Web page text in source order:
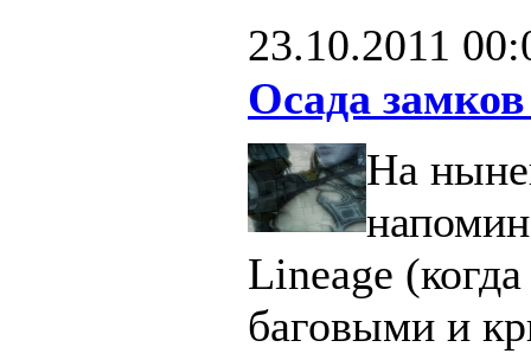
23.10.2011
Осада замков
На
Lineage
баговыми и